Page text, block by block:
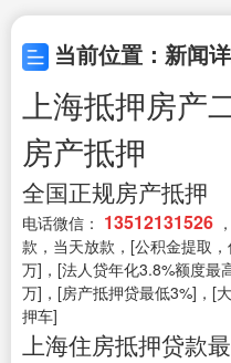
当前位置：新闻
上海抵押房
房产抵押
全国正规房产抵押
电话微信： 13512131526
款，当天放款，[公积金提取
万]，[法人贷年化3.8%额度最
万]，[房产抵押贷最低3%]，[
押车]
上海住房抵押贷款